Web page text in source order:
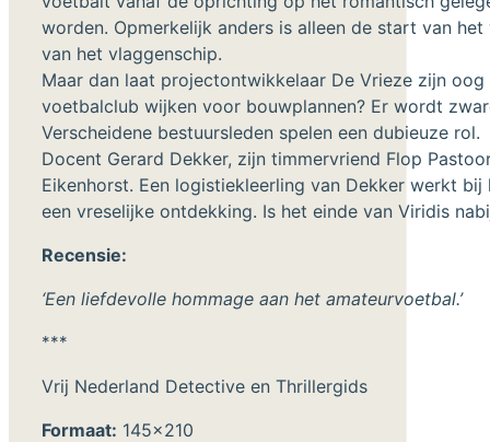
worden. Opmerkelijk anders is alleen de start van
van het vlaggenschip.
Maar dan laat projectontwikkelaar De Vrieze zijn
voetbalclub wijken voor bouwplannen? Er wordt
Verscheidene bestuursleden spelen een dubieuze rol.
Docent Gerard Dekker, zijn timmervriend Flop
Eikenhorst. Een logistiekleerling van Dekker werkt
een vreselijke ontdekking. Is het einde van Viridis
Recensie:
‘Een liefdevolle hommage aan het amateurvoetbal.’
***
Vrij Nederland Detective en Thrillergids
Formaat: 145x210